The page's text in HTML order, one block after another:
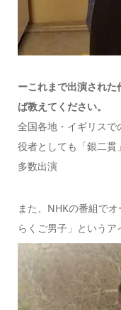
ーこれまで出演され
ば教えてください。
全国各地・イギリスで
役者としても「銀二貫
多数出演
また、NHKの番組で
らくご男子」というア